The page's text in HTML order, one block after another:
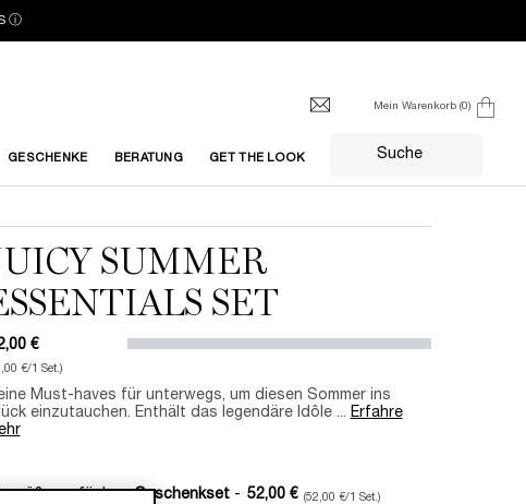
ⓘ
Mein Warenkorb 0
0 produkt
GESCHENKE BERATUNG GET THE LOOK Suche
SUMMER
SET
€
€/1 Set.)
Must-haves für unterwegs, um diesen Sommer ins
einzutauchen. Enthält das legendäre Idôle ... Erfahre
größe verfügbar:Geschenkset- 52,00 € (52,00 €/1 Set.)